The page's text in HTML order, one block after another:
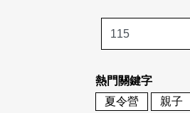
熱門關鍵字
夏令營
親子